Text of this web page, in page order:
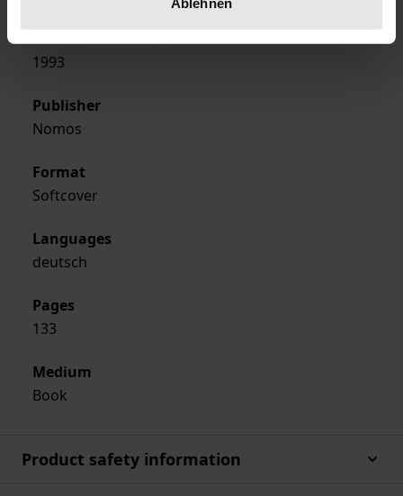
Year of Publication
1993
Publisher
Nomos
Format
Softcover
Languages
deutsch
Pages
133
Medium
Book
Product safety information